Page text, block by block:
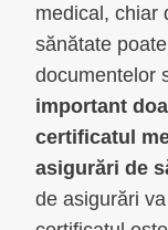
medical, chiar
sănătate
documentelor
important
certificatul
asigurări de
de asigurări